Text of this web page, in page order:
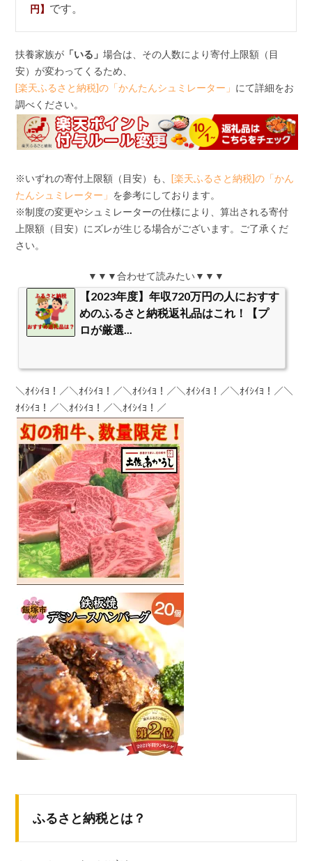
円】 です。
扶養家族が 「いる」場合は、その人数により寄付上限額（目
安）が変わってくるため、
[楽天ふるさと納税]の「かんたんシュミレーター」 にて詳細をお
調べください。
※いずれの寄付上限額（目安）も、[楽天ふるさと納税]の「かん
たんシュミレーター」 を参考にしております。
※制度の変更やシュミレーターの仕様により、算出される寄付
上限額（目安）にズレが生じる場合がございます。ご了承くだ
さい。
▼▼▼合わせて読みたい▼▼▼
【2023年度】年収720万円の人におすす
めのふるさと納税返礼品はこれ！【プ
ロが厳選...
＼ｵｲｼｲﾖ！／＼ｵｲｼｲﾖ！／＼ｵｲｼｲﾖ！／＼ｵｲｼｲﾖ！／＼ｵｲｼｲﾖ！／＼
ｵｲｼｲﾖ！／＼ｵｲｼｲﾖ！／＼ｵｲｼｲﾖ！／
ふるさと納税とは？